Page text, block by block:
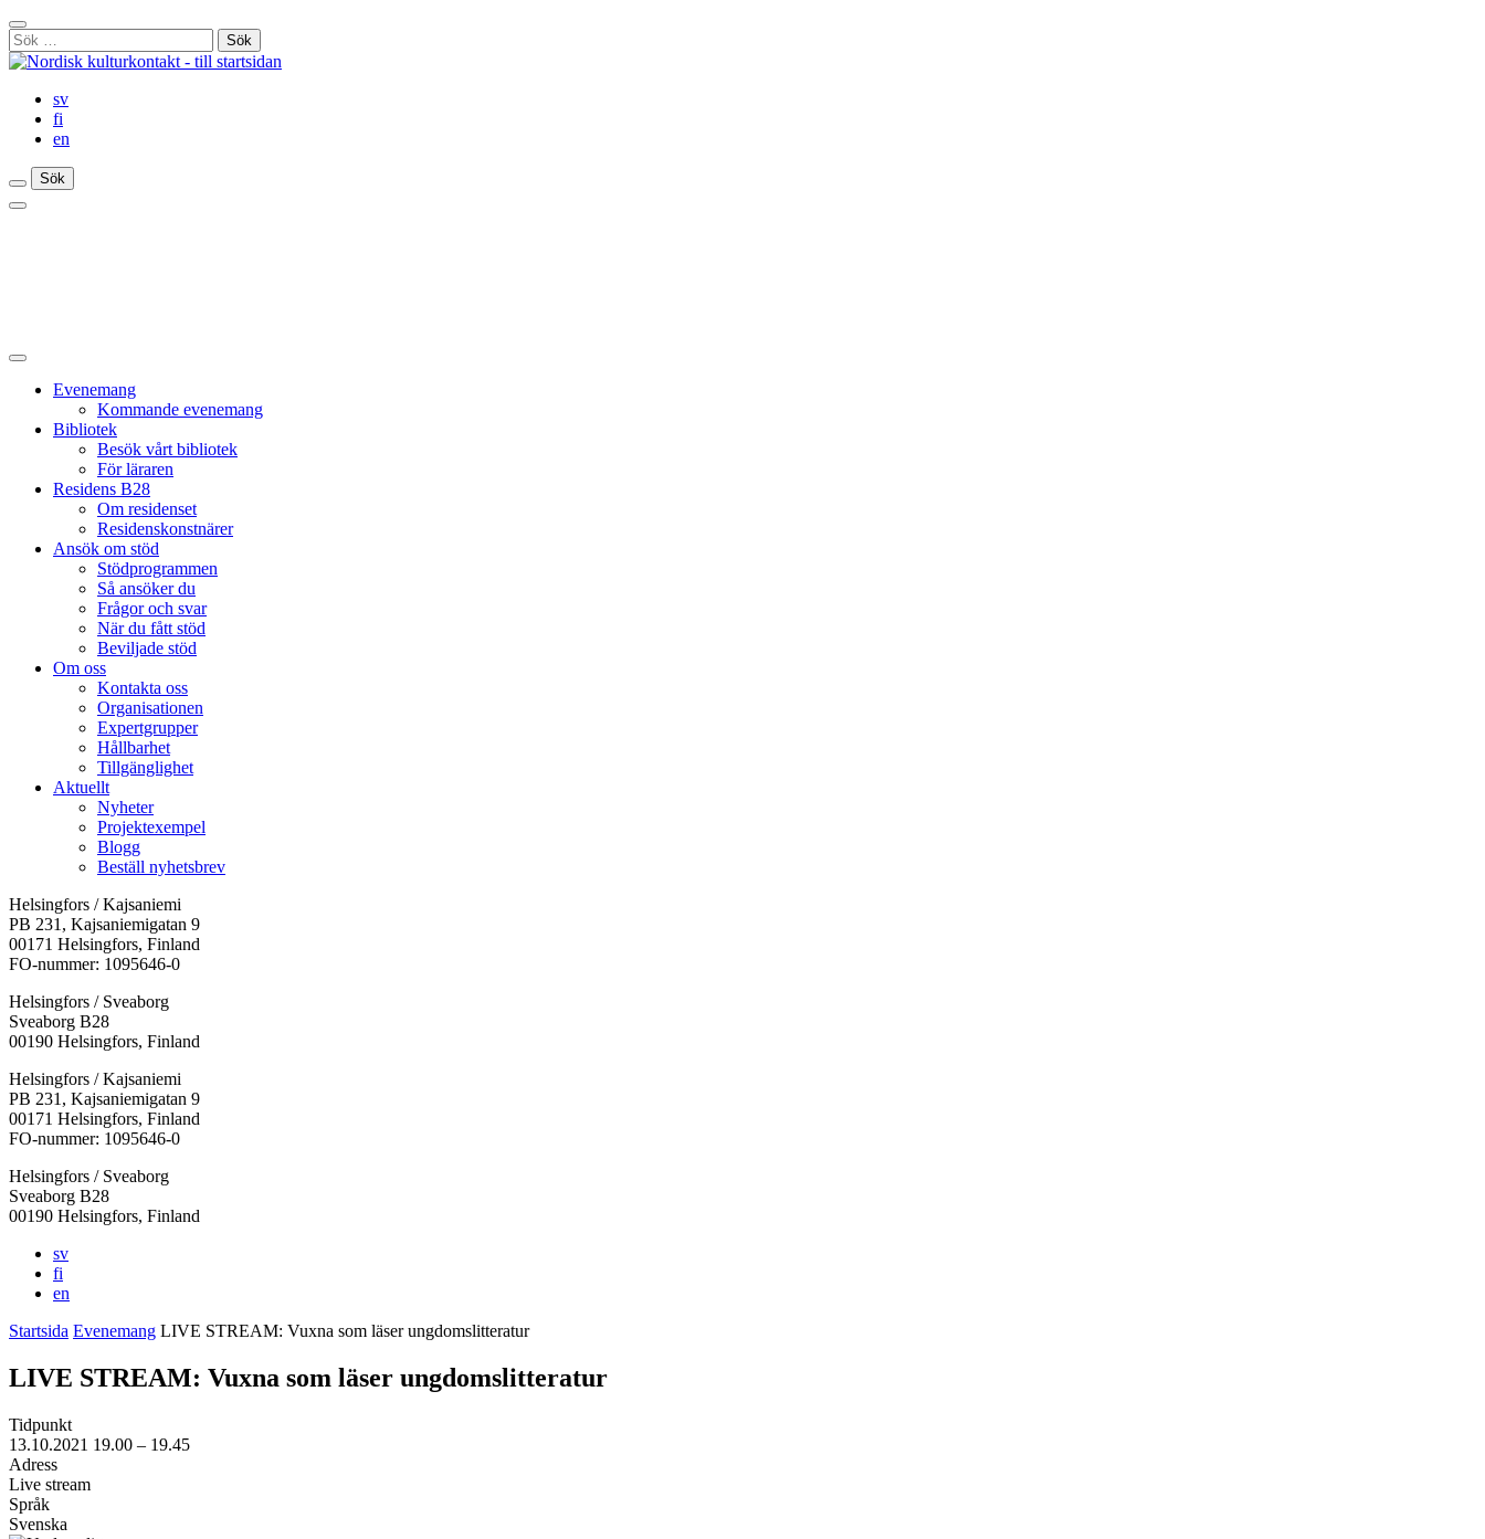
Gå
till
innehåll
Stäng
sökfält
Sök
efter:
sv
fi
en
Sök
Sök
Sök
Huvudmeny
Stäng
huvudmenyn
Evenemang
Kommande evenemang
Bibliotek
Besök vårt bibliotek
För läraren
Residens B28
Om residenset
Residenskonstnärer
Ansök om stöd
Stödprogrammen
Så ansöker du
Frågor och svar
När du fått stöd
Beviljade stöd
Om oss
Kontakta oss
Organisationen
Expertgrupper
Hållbarhet
Tillgänglighet
Aktuellt
Nyheter
Projektexempel
Blogg
Beställ nyhetsbrev
Helsingfors / Kajsaniemi
PB 231, Kajsaniemigatan 9
00171 Helsingfors, Finland
FO-nummer: 1095646-0
Helsingfors / Sveaborg
Sveaborg B28
00190 Helsingfors, Finland
Facebook:
Öppnas
i
en
flik
Instagram:
Öppnas
i
en
flik
TikTok:
Öppnas
i
en
flik
Youtube:
Öppnas
i
en
flik
Vimeo:
Öppnas
i
en
flik
Helsingfors / Kajsaniemi
PB 231, Kajsaniemigatan 9
00171 Helsingfors, Finland
FO-nummer: 1095646-0
Helsingfors / Sveaborg
Sveaborg B28
00190 Helsingfors, Finland
sv
fi
en
Startsida Evenemang LIVE STREAM: Vuxna som läser ungdoms­litteratur
LIVE STREAM: Vuxna som läser ungdoms­litteratur
Tidpunkt
13.10.2021 19.00 – 19.45
Adress
Live stream
Språk
Svenska